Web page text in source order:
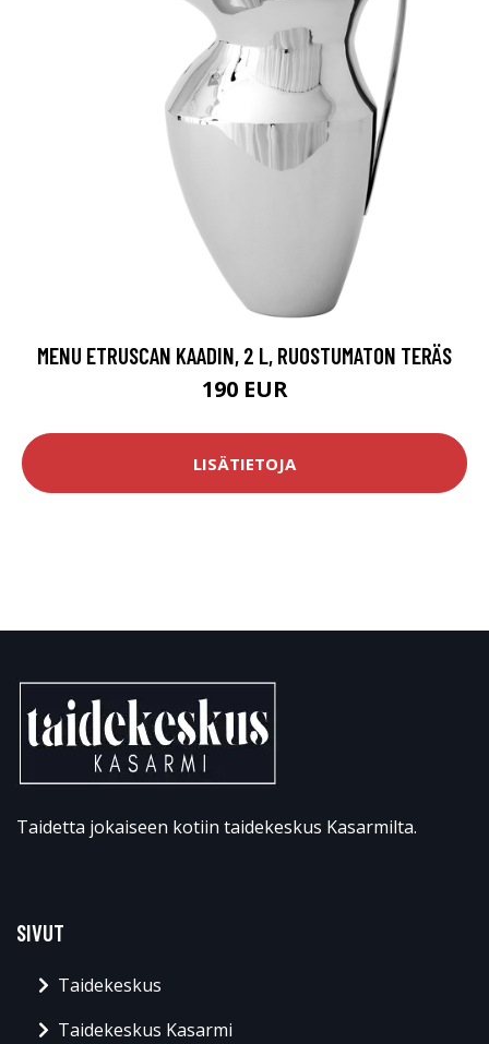
MENU ETRUSCAN KAADIN, 2 L, RUOSTUMATON TERÄS
190 EUR
LISÄTIETOJA
Taidetta jokaiseen kotiin taidekeskus Kasarmilta.
SIVUT
Taidekeskus
Taidekeskus Kasarmi